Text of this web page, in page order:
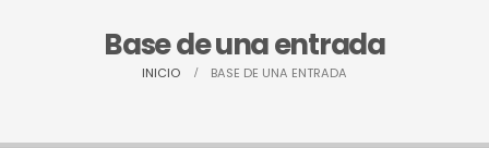
Base de una entrada
INICIO BASE DE UNA ENTRADA